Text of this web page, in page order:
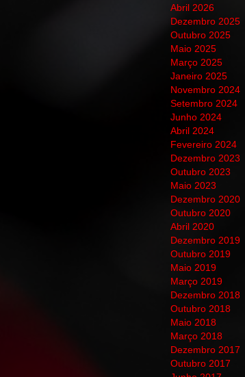
Abril 2026
Dezembro 2025
Outubro 2025
Maio 2025
Março 2025
Janeiro 2025
Novembro 2024
Setembro 2024
Junho 2024
Abril 2024
Fevereiro 2024
Dezembro 2023
Outubro 2023
Maio 2023
Dezembro 2020
Outubro 2020
Abril 2020
Dezembro 2019
Outubro 2019
Maio 2019
Março 2019
Dezembro 2018
Outubro 2018
Maio 2018
Março 2018
Dezembro 2017
Outubro 2017